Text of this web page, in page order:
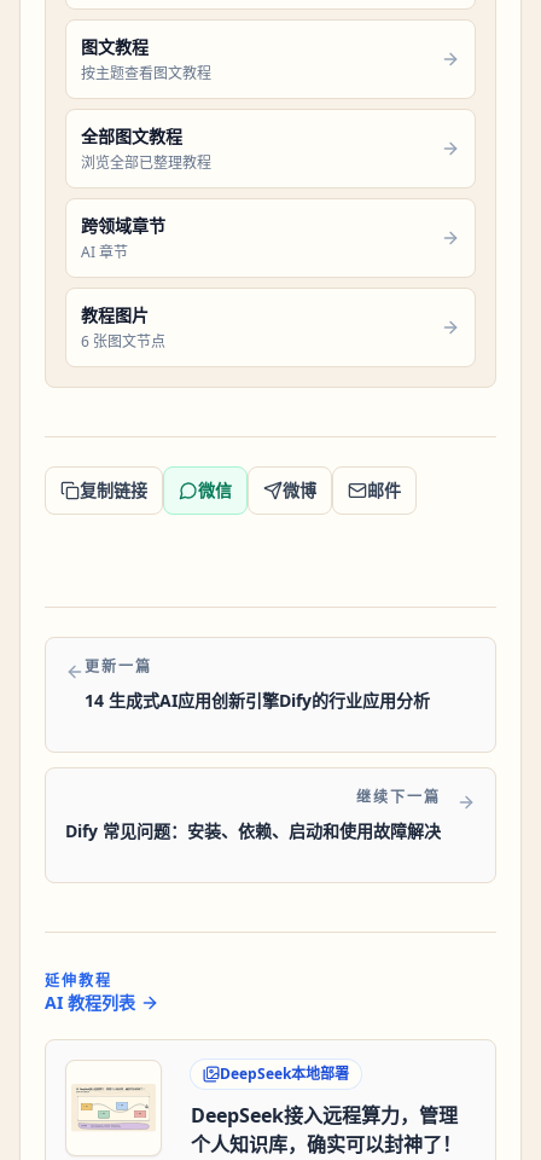
图文教程
按主题查看图文教程
全部图文教程
浏览全部已整理教程
跨领域章节
AI 章节
教程图片
6 张图文节点
复制链接 微信 微博 邮件
更新一篇
14 生成式AI应用创新引擎Dify的行业应用分析
继续下一篇
Dify 常见问题：安装、依赖、启动和使用故障解决
延伸教程
AI 教程列表
DeepSeek本地部署
DeepSeek接入远程算力，管理
个人知识库，确实可以封神了！